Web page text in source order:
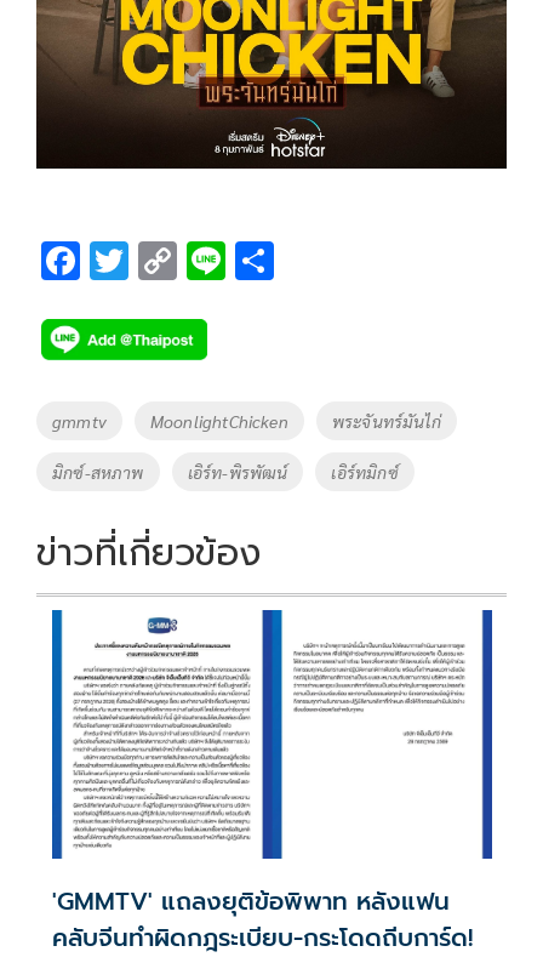
F
e
b
o
o
k
T
tt
er
C
p
y
Li
n
k
Li
Tags
gmmtv MoonlightChicken พระจันทร์มันไก่
มิกซ์-สหภาพ เอิร์ท-พิรพัฒน์ เอิร์ทมิกซ์
ข่าวที่เกี่ยวข้อง
'GMMTV' แถลงยุติข้อพิพาท หลังแฟน
คลับจีนทำผิดกฎระเบียบ-กระโดดถีบการ์ด!